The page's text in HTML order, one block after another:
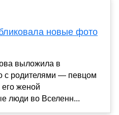
новые фото
выложила в
с родителями — певцом
женой
люди во Вселенн...